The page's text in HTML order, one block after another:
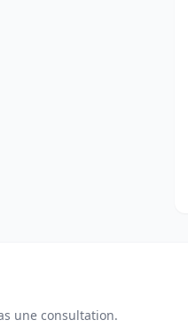
une consultation.